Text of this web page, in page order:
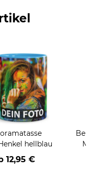
hellblau
12,95 €